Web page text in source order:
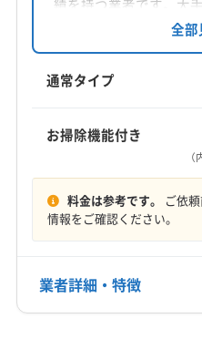
小
日向市
日南市 児湯郡高
児湯郡西米良村
8:00〜17:00
定休日
電話番号
績を持つ業者です。大
が強みで、エアコンク
多数の依頼に対応。損
の使用、子供やペット
るサービスを提供してい
全部
通常タイプ
お掃除機能付き
料金は参考です。 ご依
情報をご確認ください。
業者詳細・特徴